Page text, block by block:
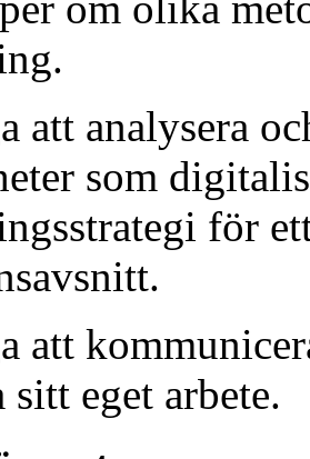
att analysera
som
för
att
sitt eget arbete.